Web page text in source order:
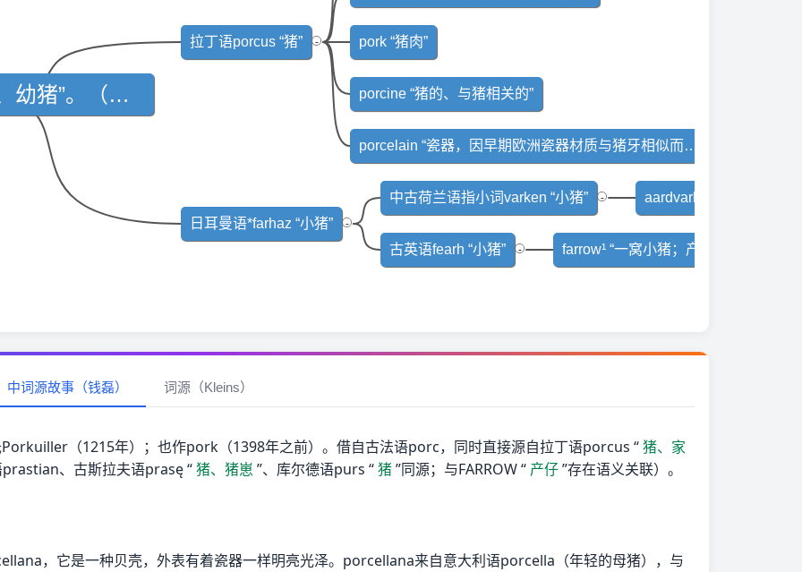
*porko-，表示 “小猪、幼猪”。（最原始形式*pork̑o‑）。
-
日耳曼语*farhaz “小猪”
-
古英语fearh “小猪” farrow¹ “一窝小猪；产小猪”
-
中古荷兰语指小词varken “小猪”
-
拉丁语porcus “猪”
porcelain “瓷器，因早期欧洲瓷器材质与猪牙相似而得名”
porcine “猪的、与猪相关的”
pork “猪肉”
中词源故事（钱磊） 词源（Kleins）
（1215年）；也作pork（1398年之前）。借自古法语porc，同时直接源自拉丁语porcus “猪、家
、古斯拉夫语prasę “猪、猪崽 ”、库尔德语purs “猪”同源；与FARROW “ 产仔”存在语义关联）。
，它是一种贝壳，外表有着瓷器一样明亮光泽。porcellana来自意大利语porcella（年轻的母猪），与